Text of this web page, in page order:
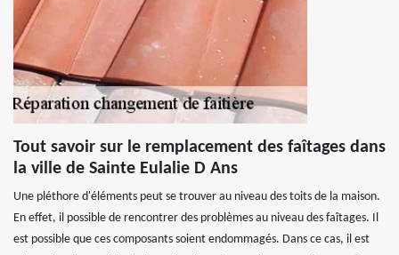
Tout savoir sur le remplacement des faîtages dans
la ville de Sainte Eulalie D Ans
Une pléthore d'éléments peut se trouver au niveau des toits de la maison.
En effet, il possible de rencontrer des problèmes au niveau des faîtages. Il
est possible que ces composants soient endommagés. Dans ce cas, il est